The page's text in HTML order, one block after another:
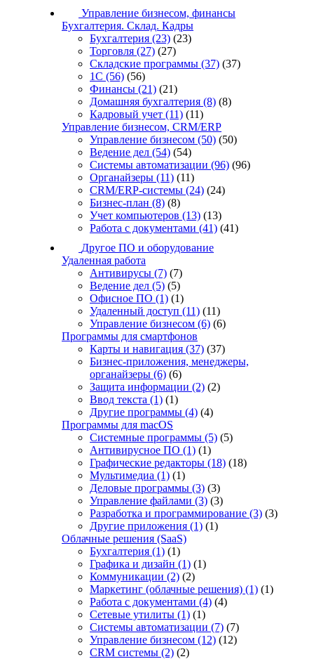
Управление бизнесом, финансы
Бухгалтерия. Склад. Кадры
Бухгалтерия (23) (23)
Торговля (27) (27)
Складские программы (37) (37)
1С (56) (56)
Финансы (21) (21)
Домашняя бухгалтерия (8) (8)
Кадровый учет (11) (11)
Управление бизнесом, CRM/ERP
Управление бизнесом (50) (50)
Ведение дел (54) (54)
Системы автоматизации (96) (96)
Органайзеры (11) (11)
CRM/ERP-системы (24) (24)
Бизнес-план (8) (8)
Учет компьютеров (13) (13)
Работа с документами (41) (41)
Другое ПО и оборудование
Удаленная работа
Антивирусы (7) (7)
Ведение дел (5) (5)
Офисное ПО (1) (1)
Удаленный доступ (11) (11)
Управление бизнесом (6) (6)
Программы для смартфонов
Карты и навигация (37) (37)
Бизнес-приложения, менеджеры,
органайзеры (6) (6)
Защита информации (2) (2)
Ввод текста (1) (1)
Другие программы (4) (4)
Программы для macOS
Системные программы (5) (5)
Антивирусное ПО (1) (1)
Графические редакторы (18) (18)
Мультимедиа (1) (1)
Деловые программы (3) (3)
Управление файлами (3) (3)
Разработка и программирование (3) (3)
Другие приложения (1) (1)
Облачные решения (SaaS)
Бухгалтерия (1) (1)
Графика и дизайн (1) (1)
Коммуникации (2) (2)
Маркетинг (облачные решения) (1) (1)
Работа с документами (4) (4)
Сетевые утилиты (1) (1)
Системы автоматизации (7) (7)
Управление бизнесом (12) (12)
CRM системы (2) (2)